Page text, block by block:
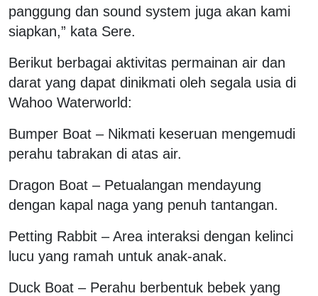
panggung dan sound system juga akan kami
siapkan,” kata Sere.
Berikut berbagai aktivitas permainan air dan
darat yang dapat dinikmati oleh segala usia di
Wahoo Waterworld:
Bumper Boat – Nikmati keseruan mengemudi
perahu tabrakan di atas air.
Dragon Boat – Petualangan mendayung
dengan kapal naga yang penuh tantangan.
Petting Rabbit – Area interaksi dengan kelinci
lucu yang ramah untuk anak-anak.
Duck Boat – Perahu berbentuk bebek yang